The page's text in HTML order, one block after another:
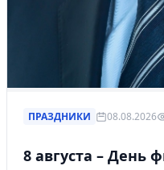
ПРАЗДНИКИ 08.08.2026
8 августа – День